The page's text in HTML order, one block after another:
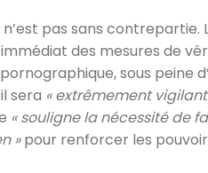
n’est pas sans
des mesures de
sous peine
sera « extrêmement
« souligne la nécessité de
»pour renforcer les